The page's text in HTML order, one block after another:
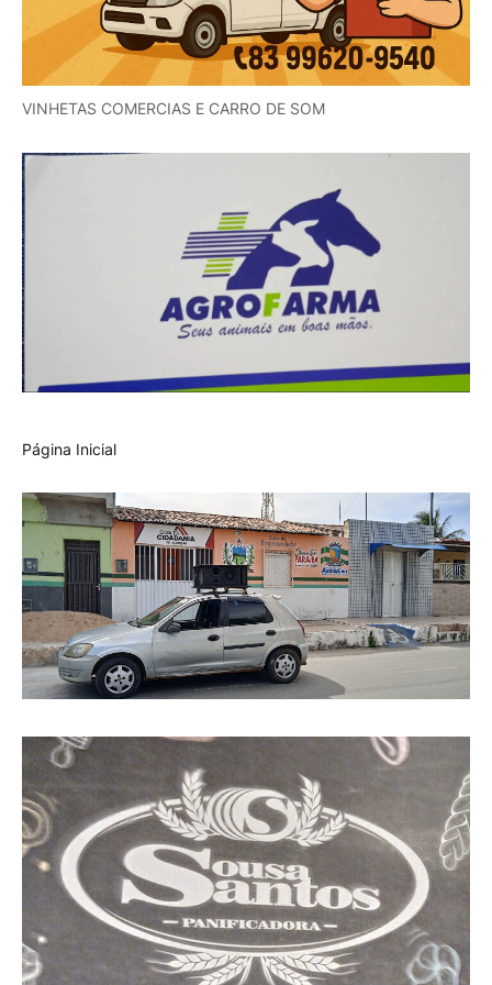
VINHETAS COMERCIAS E CARRO DE SOM
Página Inicial